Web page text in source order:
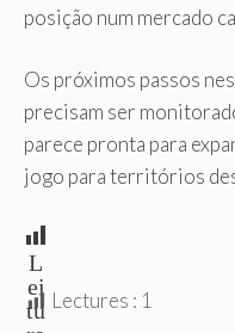
posição num mercado
Os próximos passos
precisam ser
parece pronta para
jogo para territórios
L
ei
tu Lectures : 1